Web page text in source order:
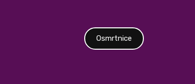
Osmrtnice